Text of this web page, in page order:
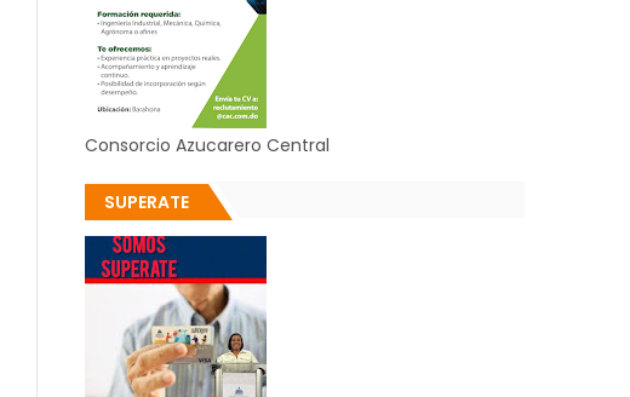
Consorcio Azucarero Central
SUPERATE